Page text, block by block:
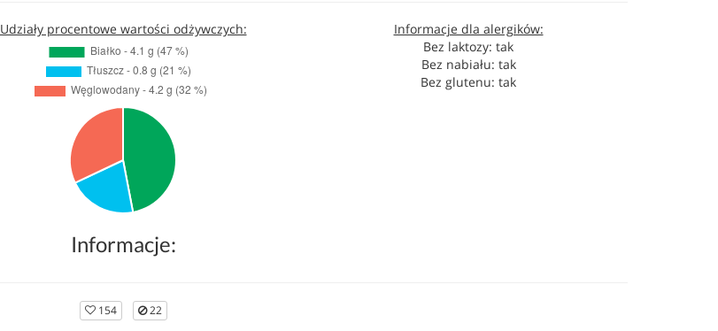
Udziały procentowe wartości odżywczych:
Informacje dla alergików:
Bez laktozy: tak
Bez nabiału: tak
Bez glutenu: tak
Informacje:
154 22